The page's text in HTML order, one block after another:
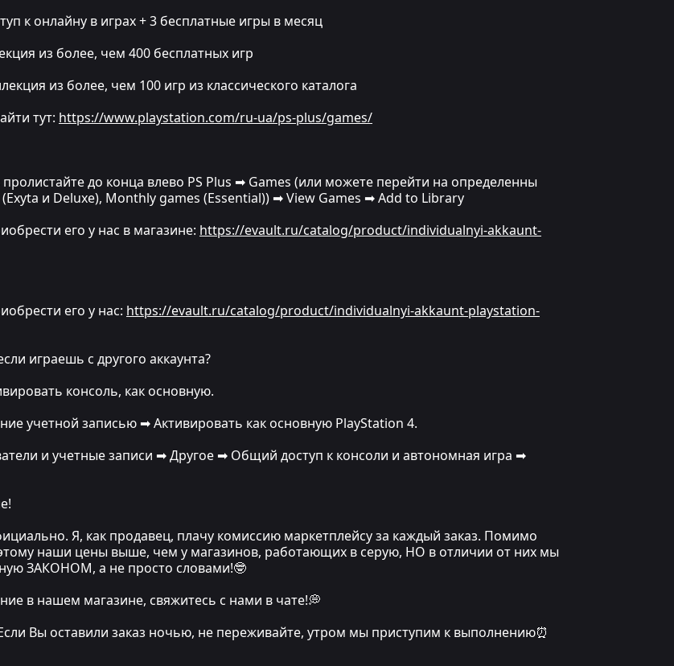
к онлайну в играх + 3 бесплатные игры в месяц
из более, чем 400 бесплатных игр
из более, чем 100 игр из классического каталога
тут: https://www.playstation.com/ru-ua/ps-plus/games/
до конца влево PS Plus ➡ Games (или можете перейти на определенны
и Deluxe), Monthly games (Essential)) ➡ View Games ➡ Add to Library
его у нас в магазине: https://evault.ru/catalog/product/individualnyi-akkaunt-
его у нас: https://evault.ru/catalog/product/individualnyi-akkaunt-playstation-
играешь с другого аккаунта?
консоль, как основную.
учетной записью ➡ Активировать как основную PlayStation 4.
и учетные записи ➡ Другое ➡ Общий доступ к консоли и автономная игра ➡
Я, как продавец, плачу комиссию маркетплейсу за каждый заказ. Помимо
наши цены выше, чем у магазинов, работающих в серую, НО в отличии от них мы
ЗАКОНОМ, а не просто словами!🤓
в нашем магазине, свяжитесь с нами в чате!💭
Вы оставили заказ ночью, не переживайте, утром мы приступим к выполнению⏰